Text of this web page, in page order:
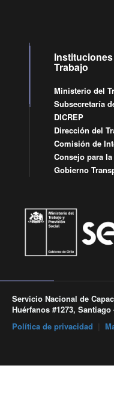
Trabajo
Ministerio del
Subsecretaría
DICREP
Dirección del
Comisión de
Consejo para
Gobierno
Servicio Nacional de
Huérfanos #1273,
Política de privacidad